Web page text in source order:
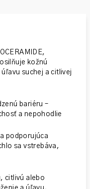
kožnú
suchej a citlivej
bariéru –
a nepohodlie
podporujúca
sa vstrebáva,
citlivú alebo